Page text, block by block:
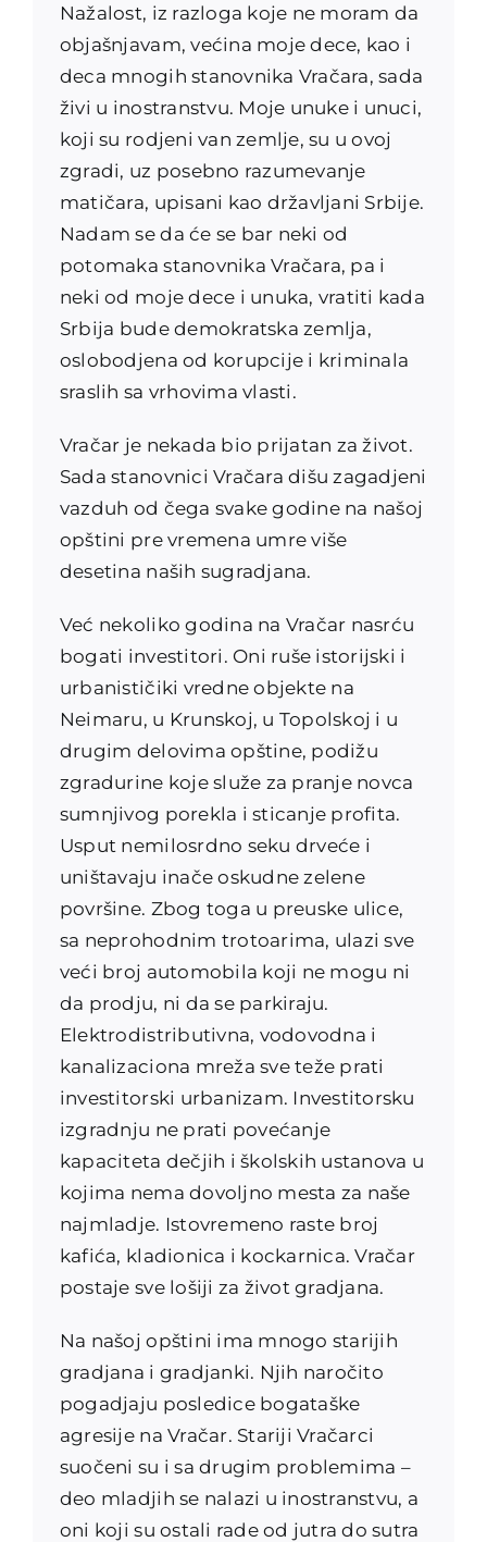
Nažalost, iz razloga koje ne moram da
objašnjavam, većina moje dece, kao i
deca mnogih stanovnika Vračara, sada
živi u inostranstvu. Moje unuke i unuci,
koji su rodjeni van zemlje, su u ovoj
zgradi, uz posebno razumevanje
matičara, upisani kao državljani Srbije.
Nadam se da će se bar neki od
potomaka stanovnika Vračara, pa i
neki od moje dece i unuka, vratiti kada
Srbija bude demokratska zemlja,
oslobodjena od korupcije i kriminala
sraslih sa vrhovima vlasti.
Vračar je nekada bio prijatan za život.
Sada stanovnici Vračara dišu zagadjeni
vazduh od čega svake godine na našoj
opštini pre vremena umre više
desetina naših sugradjana.
Već nekoliko godina na Vračar nasrću
bogati investitori. Oni ruše istorijski i
urbanističiki vredne objekte na
Neimaru, u Krunskoj, u Topolskoj i u
drugim delovima opštine, podižu
zgradurine koje služe za pranje novca
sumnjivog porekla i sticanje profita.
Usput nemilosrdno seku drveće i
uništavaju inače oskudne zelene
površine. Zbog toga u preuske ulice,
sa neprohodnim trotoarima, ulazi sve
veći broj automobila koji ne mogu ni
da prodju, ni da se parkiraju.
Elektrodistributivna, vodovodna i
kanalizaciona mreža sve teže prati
investitorski urbanizam. Investitorsku
izgradnju ne prati povećanje
kapaciteta dečjih i školskih ustanova u
kojima nema dovoljno mesta za naše
najmladje. Istovremeno raste broj
kafića, kladionica i kockarnica. Vračar
postaje sve lošiji za život gradjana.
Na našoj opštini ima mnogo starijih
gradjana i gradjanki. Njih naročito
pogadjaju posledice bogataške
agresije na Vračar. Stariji Vračarci
suočeni su i sa drugim problemima –
deo mladjih se nalazi u inostranstvu, a
oni koji su ostali rade od jutra do sutra